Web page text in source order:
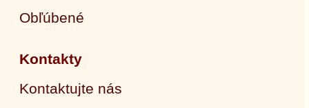
Obľúbené
Kontakty
Kontaktujte nás